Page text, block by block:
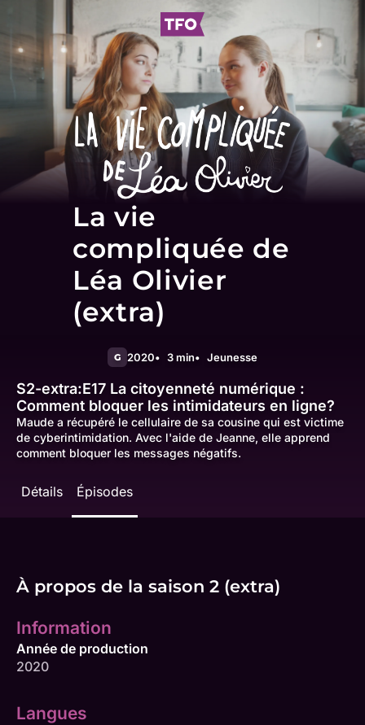
La vie
compliquée de
Léa Olivier
(extra)
G 2020 3 min Jeunesse
S2-extra:E17 La citoyenneté numérique :
Comment bloquer les intimidateurs en ligne?
Maude a récupéré le cellulaire de sa cousine qui est victime
de cyberintimidation. Avec l'aide de Jeanne, elle apprend
comment bloquer les messages négatifs.
Détails Épisodes
À propos de la saison 2 (extra)
Information
Année de production
2020
Langues